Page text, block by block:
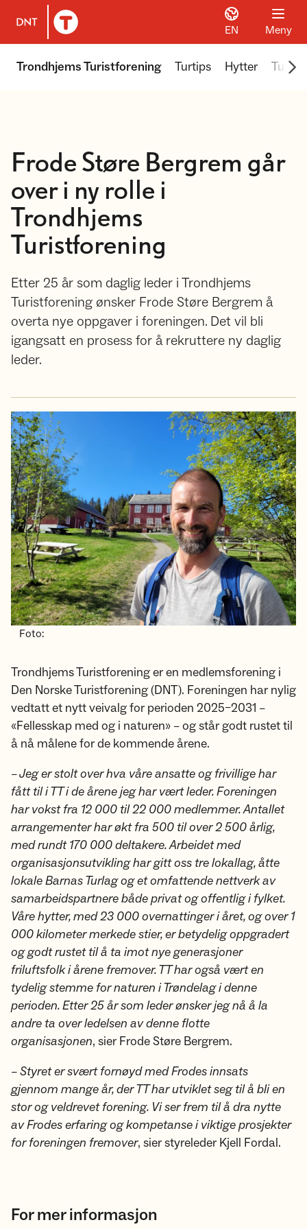
Til DNT.no forside
EN Meny
Trondhjems Turistforening Turtips Hytter Turer
Frode Støre Bergrem går
over i ny rolle i
Trondhjems
Turistforening
Etter 25 år som daglig leder i Trondhjems
Turistforening ønsker Frode Støre Bergrem å
overta nye oppgaver i foreningen. Det vil bli
igangsatt en prosess for å rekruttere ny daglig
leder.
Foto:
Trondhjems Turistforening er en medlemsforening i
Den Norske Turistforening (DNT). Foreningen har nylig
vedtatt et nytt veivalg for perioden 2025–2031 –
«Fellesskap med og i naturen» – og står godt rustet til
å nå målene for de kommende årene.
– Jeg er stolt over hva våre ansatte og frivillige har
fått til i TT i de årene jeg har vært leder. Foreningen
har vokst fra 12 000 til 22 000 medlemmer. Antallet
arrangementer har økt fra 500 til over 2 500 årlig,
med rundt 170 000 deltakere. Arbeidet med
organisasjonsutvikling har gitt oss tre lokallag, åtte
lokale Barnas Turlag og et omfattende nettverk av
samarbeidspartnere både privat og offentlig i fylket.
Våre hytter, med 23 000 overnattinger i året, og over 1
000 kilometer merkede stier, er betydelig oppgradert
og godt rustet til å ta imot nye generasjoner
friluftsfolk i årene fremover. TT har også vært en
tydelig stemme for naturen i Trøndelag i denne
perioden. Etter 25 år som leder ønsker jeg nå å la
andre ta over ledelsen av denne flotte
organisasjonen, sier Frode Støre Bergrem.
– Styret er svært fornøyd med Frodes innsats
gjennom mange år, der TT har utviklet seg til å bli en
stor og veldrevet forening. Vi ser frem til å dra nytte
av Frodes erfaring og kompetanse i viktige prosjekter
for foreningen fremover, sier styreleder Kjell Fordal.
For mer informasjon